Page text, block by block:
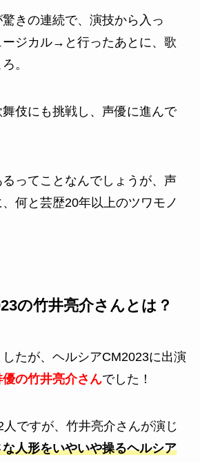
きの連続で、演技から入っ
ジカル→と行ったあとに、歌
。
伎にも挑戦し、声優に進んで
ってことなんでしょうが、声
何と芸歴20年以上のツワモノ
の竹井亮介さんとは？
たが、ヘルシアCM2023に出演
優の竹井亮介さんでした！
ですが、竹井亮介さんが演じ
な人形をいやいや操るヘルシア